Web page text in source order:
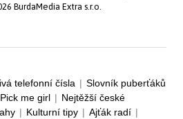
BurdaMedia Extra s.r.o.
telefonní čísla | Slovník puberťáků
Pick me girl | Nejtěžší české
| Kulturní tipy | Ajťák radí |